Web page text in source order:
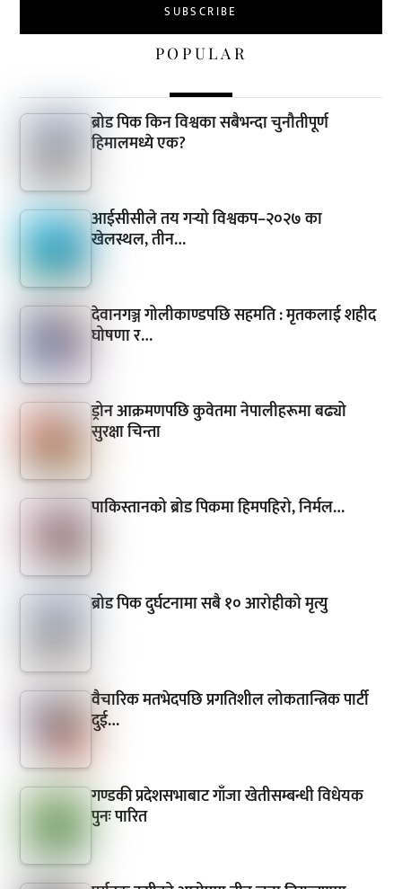
POPULAR
ब्रोड पिक किन विश्वका सबैभन्दा चुनौतीपूर्ण
हिमालमध्ये एक?
आईसीसीले तय गर्‍यो विश्वकप–२०२७ का
खेलस्थल, तीन…
देवानगञ्ज गोलीकाण्डपछि सहमति : मृतकलाई शहीद
घोषणा र…
ड्रोन आक्रमणपछि कुवेतमा नेपालीहरूमा बढ्यो
सुरक्षा चिन्ता
पाकिस्तानको ब्रोड पिकमा हिमपहिरो, निर्मल…
ब्रोड पिक दुर्घटनामा सबै १० आरोहीको मृत्यु
वैचारिक मतभेदपछि प्रगतिशील लोकतान्त्रिक पार्टी
दुई…
गण्डकी प्रदेशसभाबाट गाँजा खेतीसम्बन्धी विधेयक
पुनः पारित